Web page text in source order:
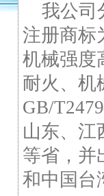
我公司
注册商标
机械强度
耐火、机
GB/
山东、江
等省，并
和中国台